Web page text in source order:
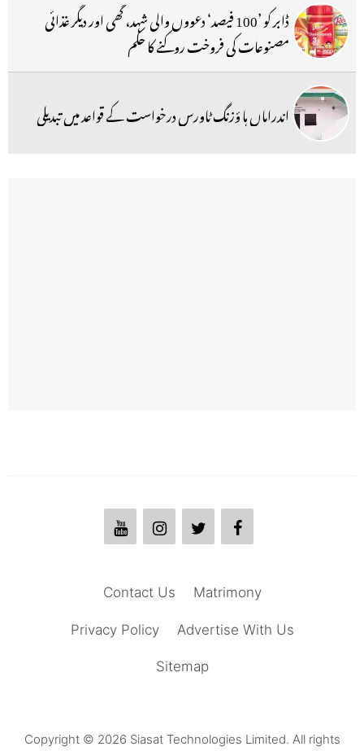
ڈابر کو ’100 فیصد‘ دعووں والی شہد، گھی اور دیگر غذائی
مصنوعات کی فروخت روکنے کا حکم
اندراماں ہا ؤزنگ ٹاورس درخواست کے قواعد میں تبدیلی
Matrimony
Contact Us
Advertise With Us
Privacy Policy
Sitemap
Copyright © 2026 Siasat Technologies Limited. All rights